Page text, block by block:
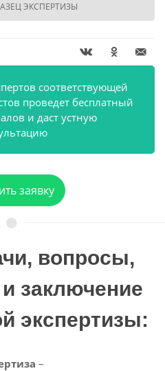
ЭКСПЕРТИЗЫ
соответствующей
проведет бесплатный
и даст устную
заявку
вопросы,
заключение
экспертизы:
–